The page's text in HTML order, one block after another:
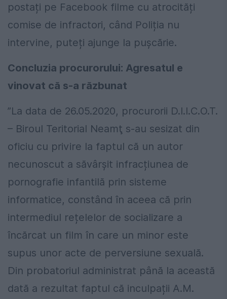
postați pe Facebook filme cu atrocități
comise de infractori, când Poliția nu
intervine, puteți ajunge la pușcărie.
Concluzia procurorului: Agresatul e
vinovat că s-a răzbunat
”La data de 26.05.2020, procurorii D.I.I.C.O.T.
– Biroul Teritorial Neamţ s-au sesizat din
oficiu cu privire la faptul că un autor
necunoscut a săvârșit infracțiunea de
pornografie infantilă prin sisteme
informatice, constând în aceea că prin
intermediul rețelelor de socializare a
încărcat un film în care un minor este
supus unor acte de perversiune sexuală.
Din probatoriul administrat până la această
dată a rezultat faptul că inculpații A.M.